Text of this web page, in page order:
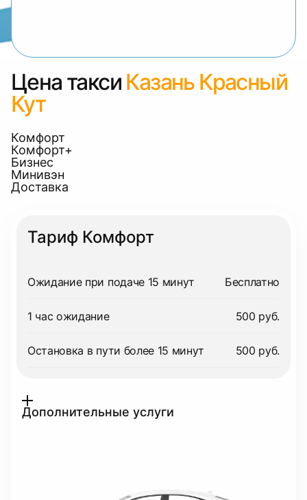
Цена такси Казань Красный
Кут
Комфорт
Комфорт+
Бизнес
Минивэн
Доставка
Тариф Комфорт
Ожидание при подаче 15 минут Бесплатно
1 час ожидание 500 руб.
Остановка в пути более 15 минут 500 руб.
Дополнительные услуги